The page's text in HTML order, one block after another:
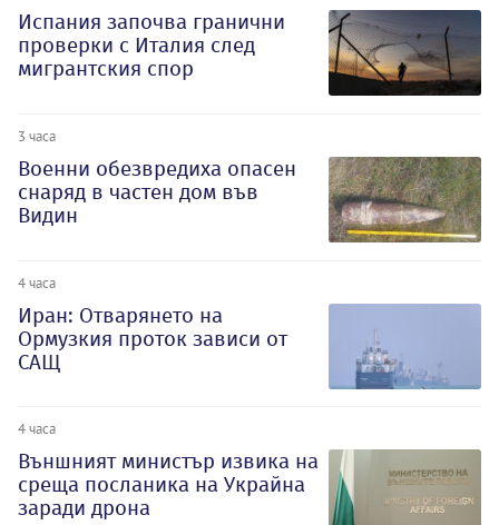
Испания започва гранични
проверки с Италия след
мигрантския спор
3 часа
Военни обезвредиха опасен
снаряд в частен дом във
Видин
4 часа
Иран: Отварянето на
Ормузкия проток зависи от
САЩ
4 часа
Външният министър извика на
среща посланика на Украйна
заради дрона